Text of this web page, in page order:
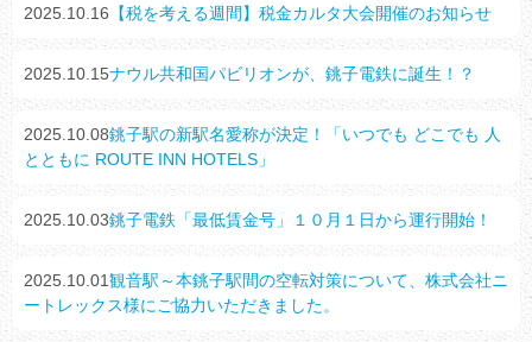
2025.10.16 【税を考える週間】税金カルタ大会開催のお知らせ
2025.10.15ナウル共和国パビリオンが、銚子電鉄に誕生！？
2025.10.08銚子駅の新駅名愛称が決定！「いつでも どこでも 人
とともに ROUTE INN HOTELS」
2025.10.03銚子電鉄「最低賃金号」１０月１日から運行開始！
2025.10.01観音駅～本銚子駅間の空転対策について、株式会社ニ
ートレックス様にご協力いただきました。